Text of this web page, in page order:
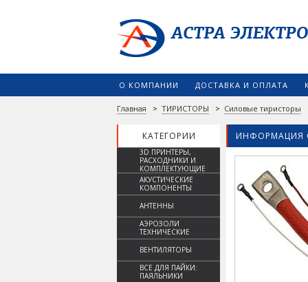
О КОМПАНИИ ДОСТАВКА И ОПЛАТА
Главная > ТИРИСТОРЫ > Силовые тиристоры
КАТЕГОРИИ ИНФОРМАЦИЯ
3D ПРИНТЕРЫ,
РАСХОДНИКИ И
КОМПЛЕКТУЮЩИЕ
АКУСТИЧЕСКИЕ
КОМПОНЕНТЫ
АНТЕННЫ
АЭРОЗОЛИ
ТЕХНИЧЕСКИЕ
ВЕНТИЛЯТОРЫ
ВСЕ ДЛЯ ПАЙКИ:
ПАЯЛЬНИКИ